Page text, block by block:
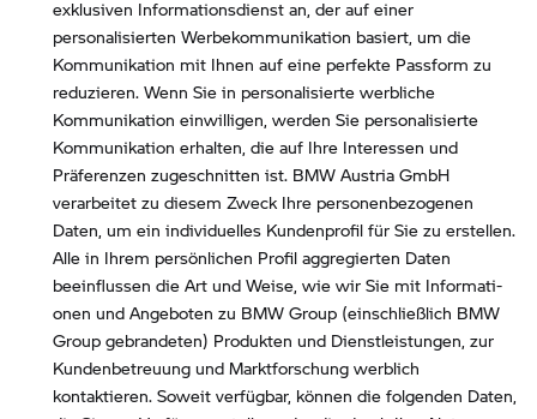
exklusiven Informationsdienst an, der auf einer
personalisierten Werbekommunikation basiert, um die
Kommunikation mit Ihnen auf eine perfekte Passform zu
reduzieren. Wenn Sie in personalisierte werbliche
Kommunikation einwilligen, werden Sie personalisierte
Kommunikation erhalten, die auf Ihre Interessen und
Präferenzen zugeschnitten ist. BMW Austria GmbH
verarbeitet zu diesem Zweck Ihre personenbezogenen
Daten, um ein individuelles Kundenprofil für Sie zu erstellen.
Alle in Ihrem persönlichen Profil aggregierten Daten
beeinflussen die Art und Weise, wie wir Sie mit Informati-
onen und Angeboten zu BMW Group (einschließlich BMW
Group gebrandeten) Produkten und Dienstleistungen, zur
Kundenbetreuung und Marktforschung werblich
kontaktieren. Soweit verfügbar, können die folgenden Daten,